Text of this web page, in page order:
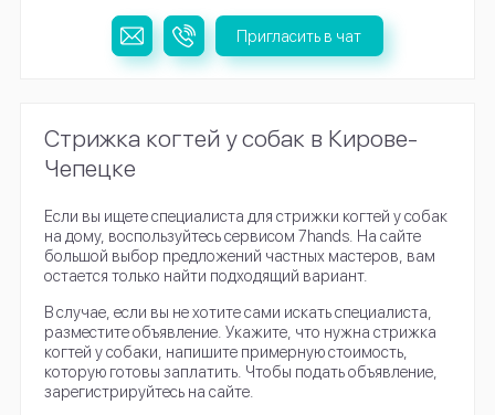
Пригласить в чат
Стрижка когтей у собак в Кирове-
Чепецке
Если вы ищете специалиста для стрижки когтей у собак
на дому, воспользуйтесь сервисом 7hands. На сайте
большой выбор предложений частных мастеров, вам
остается только найти подходящий вариант.
В случае, если вы не хотите сами искать специалиста,
разместите объявление. Укажите, что нужна стрижка
когтей у собаки, напишите примерную стоимость,
которую готовы заплатить. Чтобы подать объявление,
зарегистрируйтесь на сайте.